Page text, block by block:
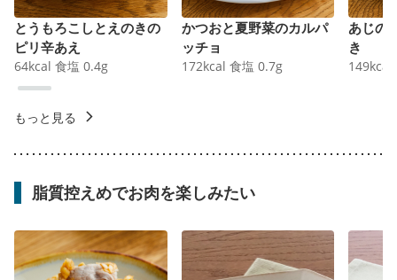
とうもろこしとえのきの
ピリ辛あえ
64kcal 食塩 0.4g
かつおと夏野菜のカルパ
ッチョ
172kcal 食塩 0.7g
あじの
き
149kcal
もっと見る
脂質控えめでお肉を楽しみたい